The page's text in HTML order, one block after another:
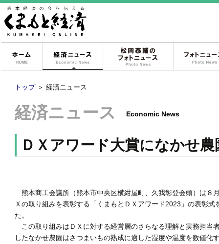
経済ニュース
トップ ＞ 経済ニュース
経済ニュース Economic News
ＤＸアワード大賞になかせ
熊本商工会議所（熊本市中央区横紺屋町、久我彰登会頭）は８
Ｘの取り組みを表彰する「くまもとＤＸアワード2023」の表彰
た。
この取り組みはＤＸに対する経営層のさらなる理解と実務担当
したなかせ農園はさつまいもの熟成に適した湿度や温度を数値